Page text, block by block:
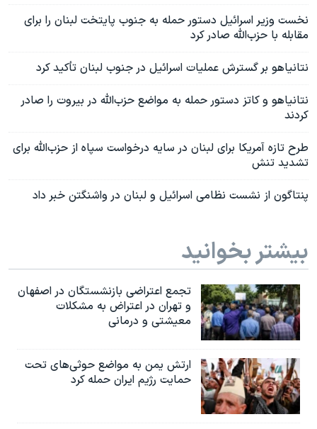
نخست وزیر اسرائیل دستور حمله به جنوب پایتخت لبنان را برای
مقابله با حزب‌الله صادر کرد
نتانیاهو بر گسترش عملیات اسرائیل در جنوب لبنان تأکید کرد
نتانیاهو و کاتز دستور حمله به مواضع حزب‌الله در بیروت را صادر
کردند
طرح تازه آمریکا برای لبنان در سایه درخواست سپاه از حزب‌الله برای
تشدید تنش
پنتاگون از نشست نظامی اسرائیل و لبنان در واشنگتن خبر داد
بیشتر بخوانید
تجمع اعتراضی بازنشستگان در اصفهان
و تهران در اعتراض به مشکلات
معیشتی و درمانی
ارتش یمن به مواضع حوثی‌های تحت
حمایت رژیم ایران حمله کرد